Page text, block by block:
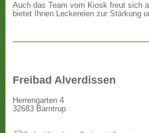
Auch das Team vom Kiosk freut sich
bietet Ihnen Leckereien zur Stärkung
Freibad Alverdissen
Herrengarten 4
32683 Barntrup